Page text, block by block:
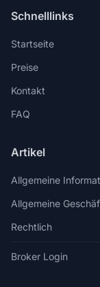
Schnelllinks
Startseite
Preise
Kontakt
FAQ
Artikel
Allgemeine
Allgemeine
Rechtlich
Broker Login